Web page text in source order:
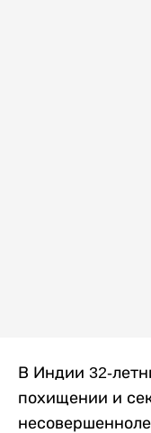
В Индии 32-
похищении и